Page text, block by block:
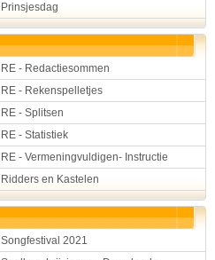
Prinsjesdag
RE - Redactiesommen
RE - Rekenspelletjes
RE - Splitsen
RE - Statistiek
RE - Vermeningvuldigen- Instructie
Ridders en Kastelen
Songfestival 2021